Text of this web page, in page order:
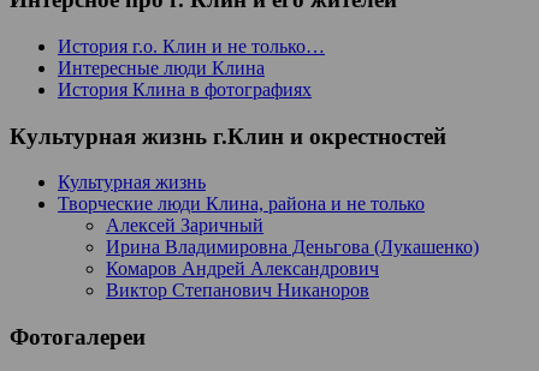
История г.о. Клин и не только…
Интересные люди Клина
История Клина в фотографиях
Культурная жизнь г.Клин и окрестностей
Культурная жизнь
Творческие люди Клина, района и не только
Алексей Заричный
Ирина Владимировна Деньгова (Лукашенко)
Комаров Андрей Александрович
Виктор Степанович Никаноров
Фотогалереи